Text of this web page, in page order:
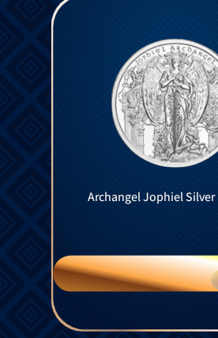
Archangel Jophiel Silver